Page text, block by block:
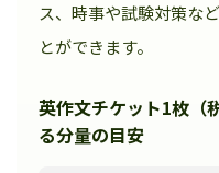
ス、時事や試験対策な
とができます。
英作文チケット1枚（
る分量の目安